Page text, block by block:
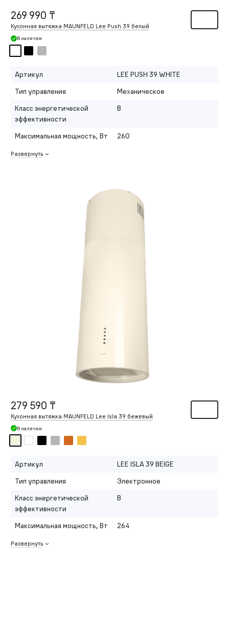
269 990 ₸
Кухонная вытяжка MAUNFELD Lee Push 39 белый
В наличии
Артикул
LEE PUSH 39 WHITE
Тип управления
Механическое
Класс энергетической
эффективности
B
Максимальная мощность, Вт 260
Развернуть
279 590 ₸
Кухонная вытяжка MAUNFELD Lee Isla 39 бежевый
В наличии
Артикул
LEE ISLA 39 BEIGE
Тип управления
Электронное
Класс энергетической
эффективности
B
Максимальная мощность, Вт 264
Развернуть